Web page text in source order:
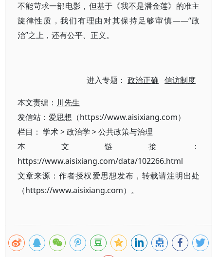
不能苛求一部电影，但基于《我不是潘金莲》的准主
旋律性质，我们有理由对其保持足够审慎——“政
治”之上，还有公平、正义。
进入专题：政治正确 信访制度
本文责编： 川先生
发信站：爱思想（https://www.aisixiang.com）
栏目： 学术>政治学 >公共政策与治理
本文链接：
https://www.aisixiang.com/data/102266.html
文章来源：作者授权爱思想发布，转载请注明出处
（https://www.aisixiang.com）。